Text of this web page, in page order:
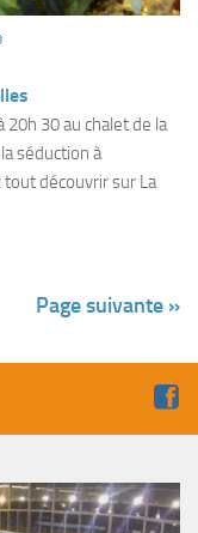
30 au chalet de la
séduction à
tout découvrir sur La
Page suivante »